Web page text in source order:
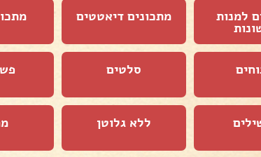
למנות מתכונים דיאטטים
סלטים
ללא גלוטן